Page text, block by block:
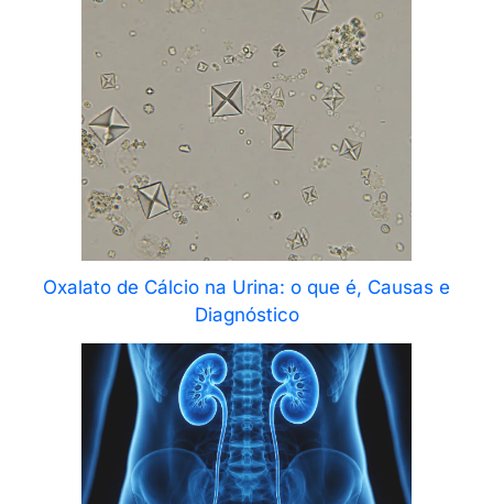
Oxalato de Cálcio na Urina: o que é, Causas e
Diagnóstico